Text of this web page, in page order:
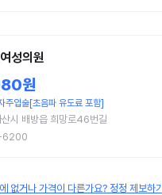
성의원
원
주입술[초음파 유도료 포함]
산시 배방읍 희망로46번길
없거나 가격이 다른가요? 정정 제보하기